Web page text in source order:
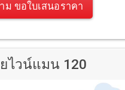
ม ขอใบเสนอราคา
ไวน์แมน 120